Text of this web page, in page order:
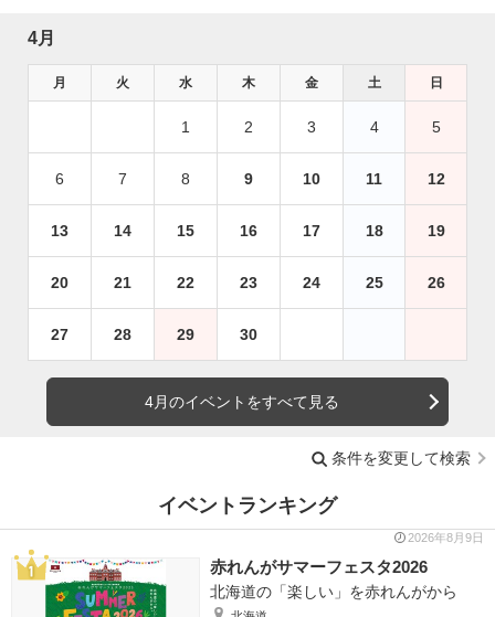
4月
月 火 水 木 金 土 日
1 2 3 4 5
6 7 8 9 10 11 12
13 14 15 16 17 18 19
20 21 22 23 24 25 26
27 28 29 30
4月のイベントをすべて見る
条件を変更して検索
イベントランキング
2026年8月9日
赤れんがサマーフェスタ2026
北海道の「楽しい」を赤れんがから